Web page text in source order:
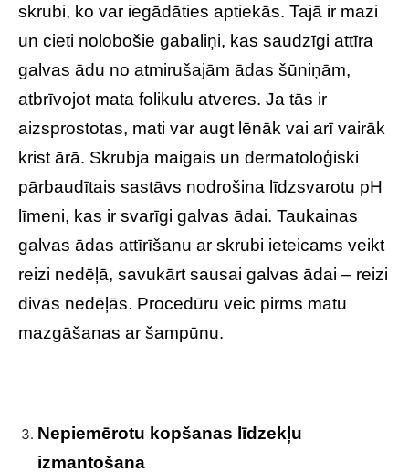
skrubi, ko var iegādāties aptiekās. Tajā ir mazi
un cieti nolobošie gabaliņi, kas saudzīgi attīra
galvas ādu no atmirušajām ādas šūniņām,
atbrīvojot mata folikulu atveres. Ja tās ir
aizsprostotas, mati var augt lēnāk vai arī vairāk
krist ārā. Skrubja maigais un dermatoloģiski
pārbaudītais sastāvs nodrošina līdzsvarotu pH
līmeni, kas ir svarīgi galvas ādai. Taukainas
galvas ādas attīrīšanu ar skrubi ieteicams veikt
reizi nedēļā, savukārt sausai galvas ādai – reizi
divās nedēļās. Procedūru veic pirms matu
mazgāšanas ar šampūnu.
Nepiemērotu kopšanas līdzekļu
izmantošana